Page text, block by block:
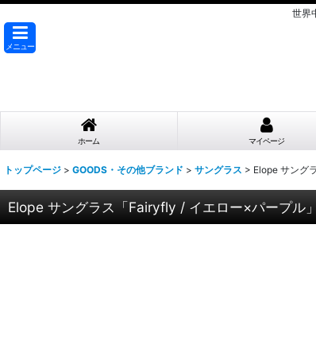
世界
メニュー
ホーム マイページ
トップページ > GOODS・その他ブランド > サングラス > Elope サング
Elope サングラス「Fairyfly / イエロー×パープル」